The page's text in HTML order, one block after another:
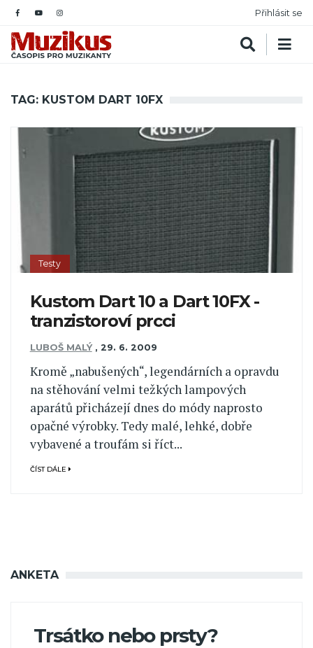
Přihlásit se
TAG: KUSTOM DART 10FX
Testy
Kustom Dart 10 a Dart 10FX -
tranzistoroví prcci
LUBOŠ MALÝ , 29. 6. 2009
Kromě „nabušených“, legendárních a opravdu
na stěhování velmi težkých lampových
aparátů přicházejí dnes do módy naprosto
opačné výrobky. Tedy malé, lehké, dobře
vybavené a troufám si říct...
ČÍST DÁLE
ANKETA
Trsátko nebo prsty?